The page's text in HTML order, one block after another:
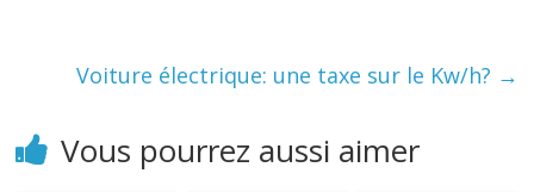
Voiture électrique: une taxe sur le Kw/h? →
Vous pourrez aussi aimer